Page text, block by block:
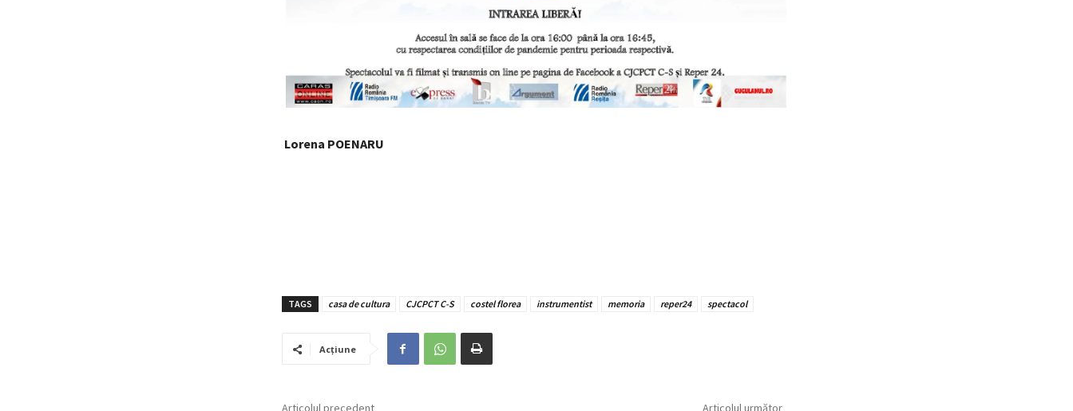
Lorena POENARU
TAGS casa de cultura CJCPCT C-S costel florea instrumentist memoria reper24 spectacol
Acțiune
Articolul precedent Articolul următor